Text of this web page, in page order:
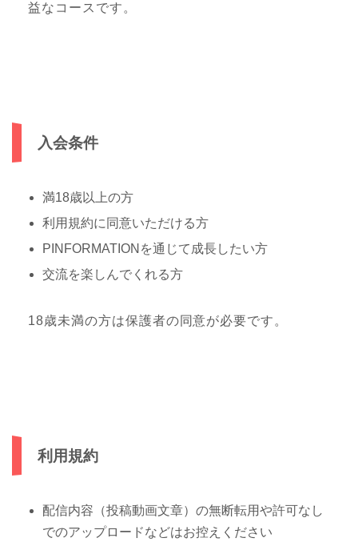
益なコースです。
入会条件
満18歳以上の方
利用規約に同意いただける方
PINFORMATIONを通じて成長したい方
交流を楽しんでくれる方
18歳未満の方は保護者の同意が必要です。
利用規約
配信内容（投稿動画文章）の無断転用や許可なし
でのアップロードなどはお控えください